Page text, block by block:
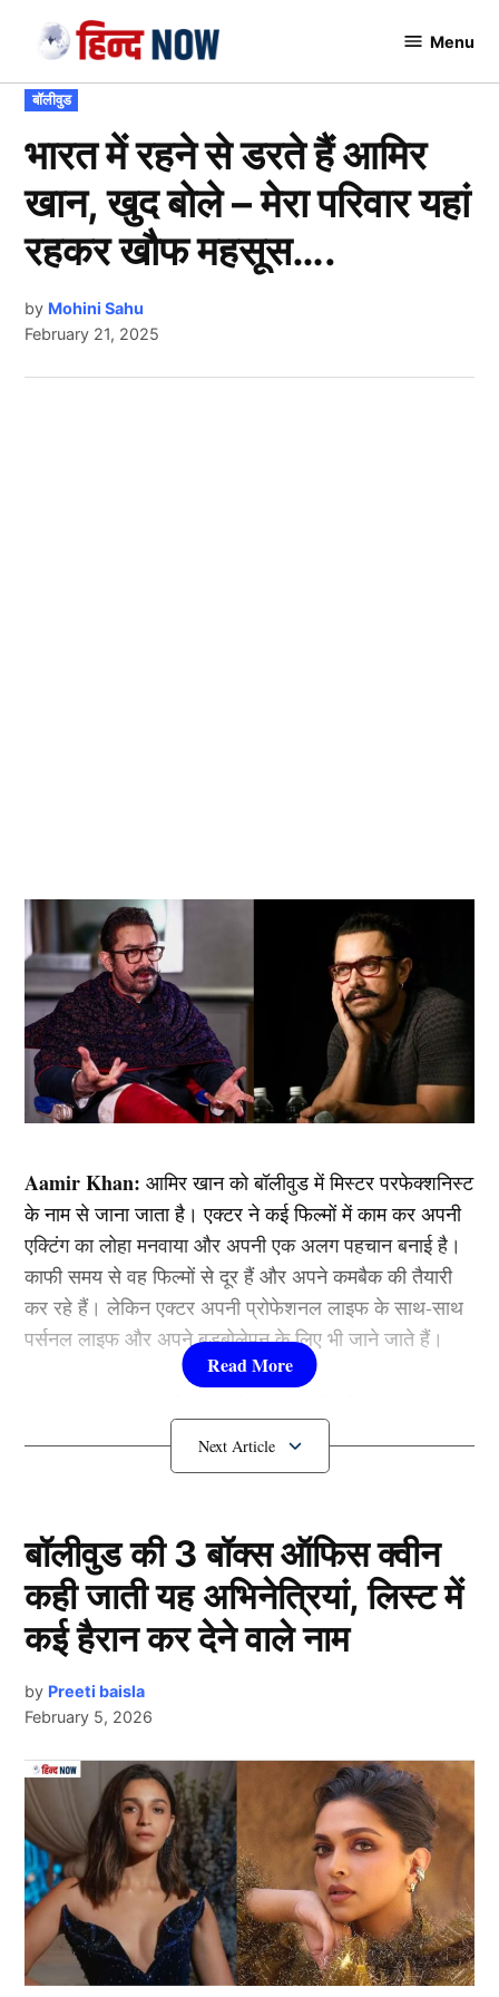
content
Menu
POSTED
IN
बॉलीवुड
भारत में रहने से डरते हैं आमिर
खान, खुद बोले – मेरा परिवार यहां
रहकर खौफ महसूस….
by Mohini Sahu
February 21, 2025
Aamir Khan: आमिर खान को बॉलीवुड में मिस्टर परफेक्शनिस्ट
के नाम से जाना जाता है। एक्टर ने कई फिल्मों में काम कर अपनी
एक्टिंग का लोहा मनवाया और अपनी एक अलग पहचान बनाई है।
काफी समय से वह फिल्मों से दूर हैं और अपने कमबैक की तैयारी
कर रहे हैं। लेकिन एक्टर अपनी प्रोफेशनल लाइफ के साथ-साथ
पर्सनल लाइफ और अपने बड़बोलेपन के लिए भी जाने जाते हैं।
नजदीकी किसी ना किसी बहाने से उनका विवादों से नाता जुड़ी ही
जाता है। आज हम आपको आमिर खान (Aamir Khan) की
एक्टर ने कहा था कि उन्हें भारत में रहने से डर लगता है।
Aamir Khan को भारत में रहने से लगता है
डर
Aamir Khan
देश में जब असहिष्णुता के मुद्दे पर बहस छिड़ी थी तो इसमें बॉलीवुड
Next Article
बॉलीवुड की 3 बॉक्स ऑफिस क्वीन
कही जाती यह अभिनेत्रियां, लिस्ट में
कई हैरान कर देने वाले नाम
by Preeti baisla
February 5, 2026